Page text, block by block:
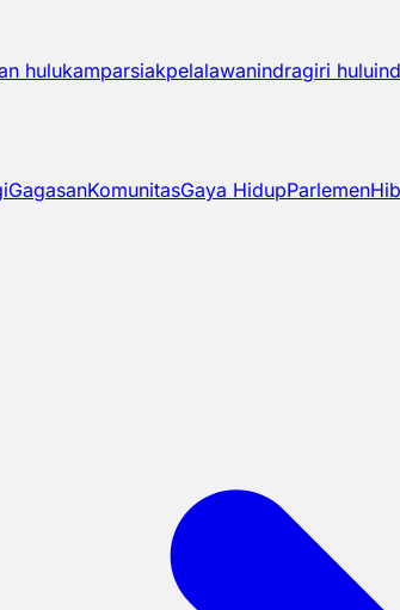
hulukamparsiakpelalawanindragiri hulu
GagasanKomunitasGaya HidupParlemen